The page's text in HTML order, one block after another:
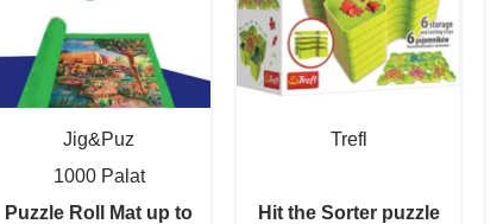
Jig&Puz
1000 Palat
Puzzle Roll Mat up to
Trefl
Hit the Sorter puzzle